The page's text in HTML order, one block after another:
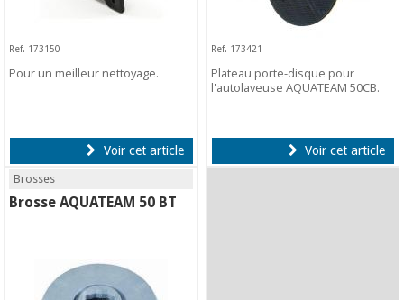
Ref. 173150
Pour un meilleur nettoyage.
Voir cet article
Ref. 173421
Plateau porte-disque pour
l'autolaveuse AQUATEAM 50CB.
Voir cet article
Brosses
Brosse AQUATEAM 50 BT